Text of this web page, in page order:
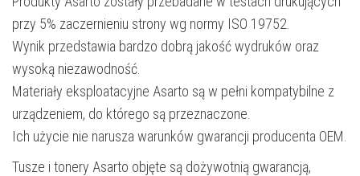
przy 5% zaczernieniu strony wg normy ISO 19752.
Wynik przedstawia bardzo dobrą jakość wydruków oraz
wysoką niezawodność.
Materiały eksploatacyjne Asarto są w pełni kompatybilne z
urządzeniem, do którego są przeznaczone.
Ich użycie nie narusza warunków gwarancji producenta OEM.
Tusze i tonery Asarto objęte są dożywotnią gwarancją,